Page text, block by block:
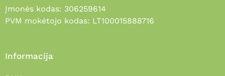
Įmonės kodas: 306259614
PVM mokėtojo kodas: LT100015888716
Informacija